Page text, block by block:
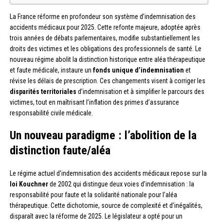
La France réforme en profondeur son système d’indemnisation des
accidents médicaux pour 2025. Cette refonte majeure, adoptée après
trois années de débats parlementaires, modifie substantiellement les
droits des victimes et les obligations des professionnels de santé. Le
nouveau régime abolit la distinction historique entre aléa thérapeutique
et faute médicale, instaure un fonds unique d’indemnisation et
révise les délais de prescription. Ces changements visent à corriger les
disparités territoriales d’indemnisation et à simplifier le parcours des
victimes, tout en maîtrisant l’inflation des primes d’assurance
responsabilité civile médicale.
Un nouveau paradigme : l’abolition de la
distinction faute/aléa
Le régime actuel d’indemnisation des accidents médicaux repose sur la
loi Kouchnerde 2002 qui distingue deux voies d’indemnisation : la
responsabilité pour faute et la solidarité nationale pour l’aléa
thérapeutique. Cette dichotomie, source de complexité et d’inégalités,
disparaît avec la réforme de 2025. Le législateur a opté pour un